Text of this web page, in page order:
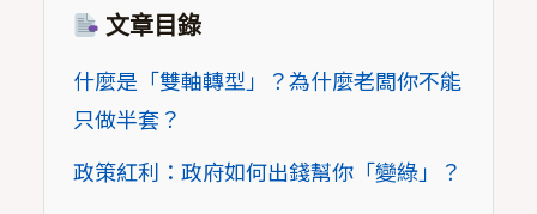
文章目錄
什麼是「雙軸轉型」？為什麼老闆你不能
只做半套？
政策紅利：政府如何出錢幫你「變綠」？